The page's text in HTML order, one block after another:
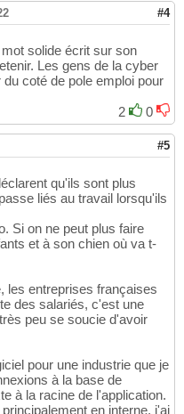
#4
solide écrit sur son
Les gens de la cyber
coté de pole emploi pour
2
0
#5
qu'ils sont plus
liés au travail lorsqu'ils
Si on ne peut plus faire
et à son chien où va t-
les entreprises françaises
des salariés, c'est une
peu se soucie d'avoir
pour une industrie que je
à la base de
à la racine de l'application.
en interne, j'ai